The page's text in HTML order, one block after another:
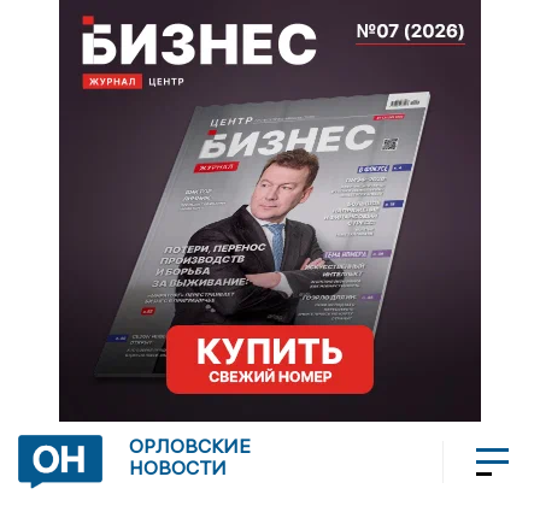
ОРЛОВСКИЕ
НОВОСТИ